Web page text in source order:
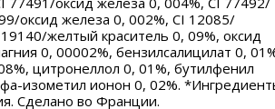
оксид железа 0, 002%, CI 12085/
желтый краситель 0, 09%, оксид
0, 00002%, бензилсалицилат 0,
цитронеллол 0, 01%, бутилфенил
изометил ионон 0, 02%.
Сделано во Франции.